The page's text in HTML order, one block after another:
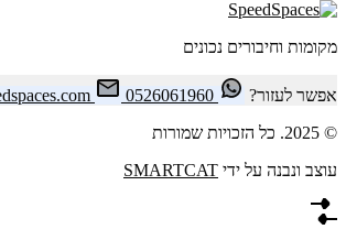
מקומות וחיבורים נכונים
אפשר לעזור? 0526061960
© 2025. כל הזכויות שמורות
עוצב ונבנה על ידי SMARTCAT